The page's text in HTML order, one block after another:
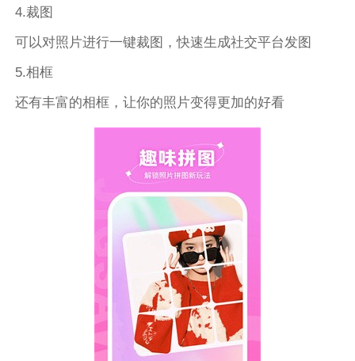
4.裁图
可以对照片进行一键裁图，快速生成社交平台发图
5.相框
还有丰富的相框，让你的照片变得更加的好看